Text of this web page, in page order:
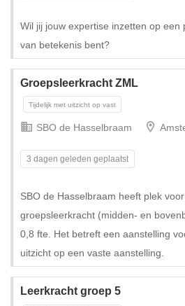
Tijdelijk met uitzicht op vast
Tijdelijk met uitzicht op vast
Wil jij jouw expertise inzetten op een
van betekenis bent?
Groepsleerkracht ZML
SBO de Hasselbraam
3 dagen geleden geplaatst
SBO de Hasselbraam heeft plek
groepsleerkracht (midden- en
0,8 fte. Het betreft een aanstelling
uitzicht op een vaste aanstelling.
Leerkracht groep 5